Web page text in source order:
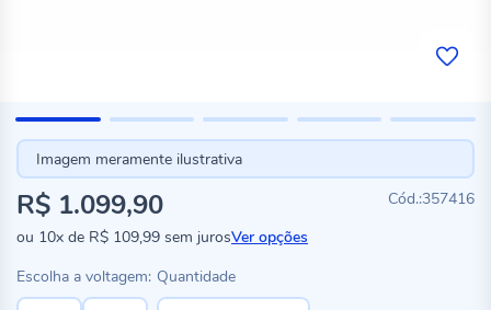
Imagem meramente ilustrativa
357416
R$ 1.099,90
ou 10x de R$ 109,99 sem jurosVer opções
Escolha a voltagem: Quantidade